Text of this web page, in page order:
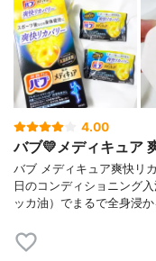
4.00
バブ💛メディキュア
バブ メディキュア爽快リ
日のコンディショニング
ッカ油）でまるで全身浸